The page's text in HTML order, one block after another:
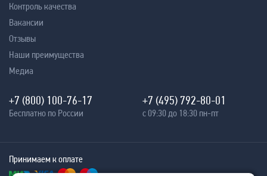
Контроль качества
Вакансии
Отзывы
Наши преимущества
Медиа
+7 (800) 100-76-17
Бесплатно по России
+7 (495) 792-80-01
с 09:30 до 18:30 пн-пт
Принимаем к оплате